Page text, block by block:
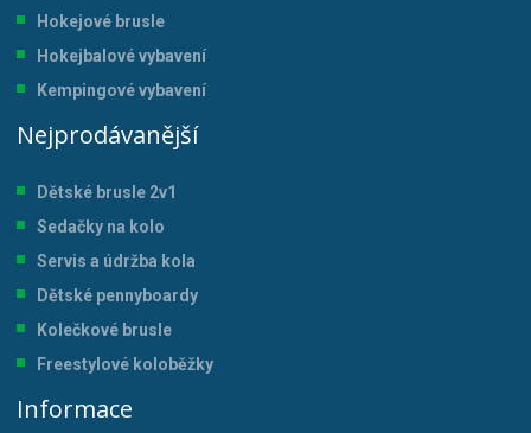
Hokejové brusle
Hokejbalové vybavení
Kempingové vybavení
Nejprodávanější
Dětské brusle 2v1
Sedačky na kolo
Servis a údržba kola
Dětské pennyboardy
Kolečkové brusle
Freestylové koloběžky
Informace